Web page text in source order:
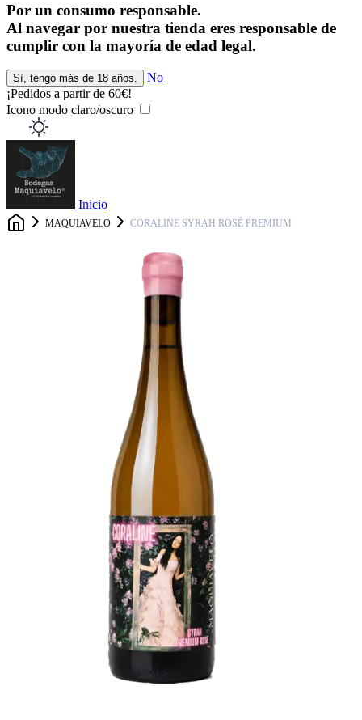
Por un consumo responsable.
Al navegar por nuestra tienda eres responsable de
cumplir con la mayoría de edad legal.
Sí, tengo más de 18 años.
No
¡Pedidos a partir de 60€!
Icono modo claro/oscuro
Inicio
MAQUIAVELO CORALINE SYRAH ROSÉ PREMIUM